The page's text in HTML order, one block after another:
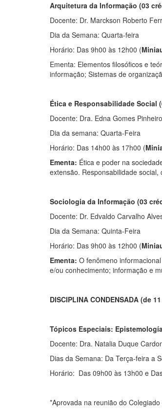
Arquitetura da Informação (03
Docente: Dr. Marckson Roberto
Dia da Semana: Quarta-feira
Horário: Das 9h00 às 12h00 (
Ementa: Elementos filosóficos e
informação; Sistemas de
Ética e Responsabilidade Social
Docente: Dra. Edna Gomes Pinheiro
Dia da semana: Quarta-Feira
Horário: Das 14h00 às 17h00 (
Ementa: Ética e poder na
extensão. Responsabilidade
Sociologia da Informação (03
Docente: Dr. Edvaldo Carvalho
Dia da Semana: Quinta-Feira
Horário: Das 9h00 às 12h00 (
Ementa: O fenômeno
e/ou conhecimento; informação e
DISCIPLINA CONDENSADA (de
Tópicos Especiais:
Docente: Dra. Natalia Duque
Dias da Semana: Da Terça-feira a
Horário: Das 09h00 às 13h00 e
*Aprovada na reunião do